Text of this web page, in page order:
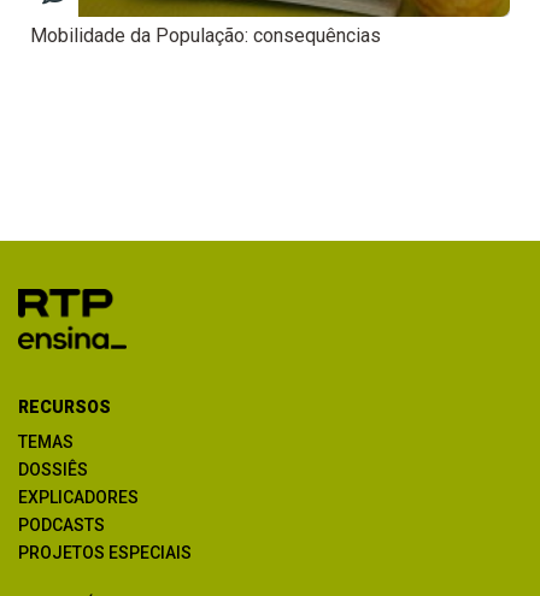
Mobilidade da População: consequências
RECURSOS
TEMAS
DOSSIÊS
EXPLICADORES
PODCASTS
PROJETOS ESPECIAIS